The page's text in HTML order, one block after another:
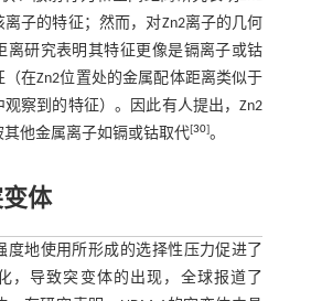
子的特征；然而，对Zn2离子的几何
离研究表明其特征更像是镉离子或钴
在Zn2位置处的金属配体距离类似于
察到的特征）。因此有人提出，Zn2
他金属离子如镉或钴取代[30]。
变体
度地使用所形成的选择性压力促进了
，导致突变体的出现，全球报道了